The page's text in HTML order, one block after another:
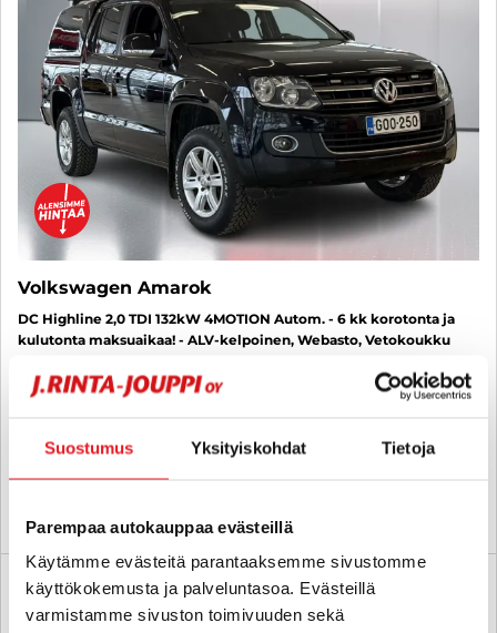
Suostumus Yksityiskohdat Tietoja
Parempaa autokauppaa evästeillä
Käytämme evästeitä parantaaksemme sivustomme
käyttökokemusta ja palveluntasoa. Evästeillä
varmistamme sivuston toimivuuden sekä
Volkswagen Amarok
DC Highline 2,0 TDI 132kW 4MOTION Autom. - 6 kk korotonta ja
kulutonta maksuaikaa! - ALV-kelpoinen, Webasto, Vetokoukku
alk. 210 € / kk
porvoo
6 kk korotonta ja kulutonta